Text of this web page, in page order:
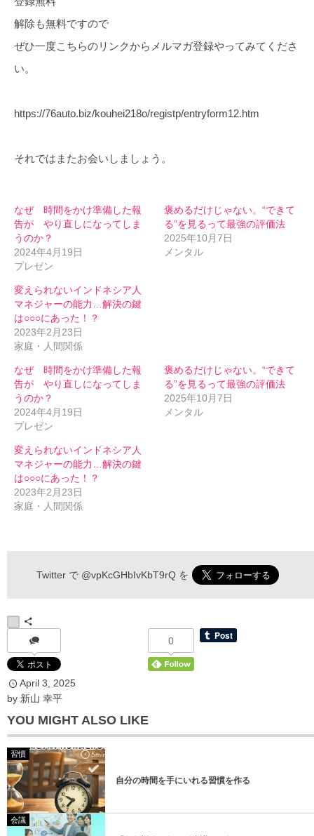
解除も無料ですので
ぜひ一度こちらのリンクからメルマガ登録やってみてくださ
い。
https://76auto.biz/kouhei218o/registp/entryform12.htm
それではまたお会いしましょう。
なぜ 時間をかけ準備した報
告が やり直しになってしま
うのか？
2024年4月19日
プレゼン
褒めるだけじゃない。“できて
る”を見るって最強の評価法
2025年10月7日
メンタル
変えられないインドネシア人
マネジャーの能力…解決の鍵
は○○○にあった！？
2023年2月23日
家庭・人間関係
なぜ 時間をかけ準備した報
告が やり直しになってしま
うのか？
2024年4月19日
プレゼン
褒めるだけじゃない。“できて
る”を見るって最強の評価法
2025年10月7日
メンタル
変えられないインドネシア人
マネジャーの能力…解決の鍵
は○○○にあった！？
2023年2月23日
家庭・人間関係
お名前 *
メールアドレス
Twitter で @vpKcGHbIvKbT9rQ を
0
April 3,2025
by 新山 幸平
YOU MIGHT ALSO LIKE
習慣
自分の時間を手にいれる習慣を作る
会議